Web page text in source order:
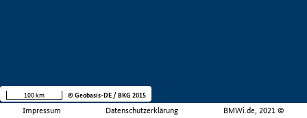
Impressum Datenschutzerklärung BMWi.de, 2021 ©
100 km © Geobasis-DE / BKG 2015